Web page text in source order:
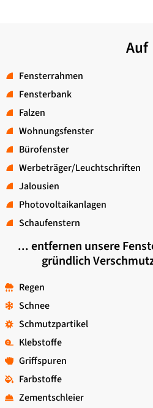
Auf
Fensterrahmen
Fensterbank
Falzen
Wohnungsfenster
Bürofenster
Werbeträger/Leuchtschriften
Jalousien
Photovoltaikanlagen
Schaufenstern
... entfernen unsere
gründlich
Regen
Schnee
Schmutzpartikel
Klebstoffe
Griffspuren
Farbstoffe
Zementschleier